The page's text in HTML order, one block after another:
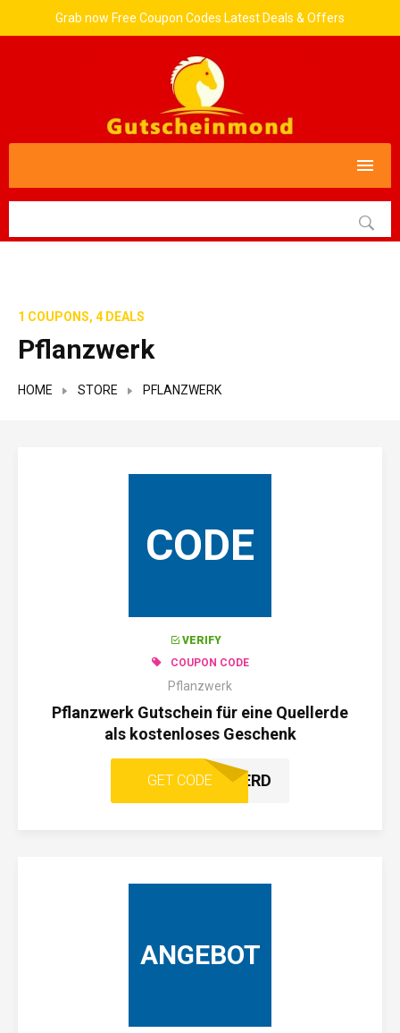
Grab now Free Coupon Codes Latest Deals & Offers
1 COUPONS, 4 DEALS
Pflanzwerk
HOME STORE PFLANZWERK
CODE
VERIFY
COUPON CODE
Pflanzwerk
Pflanzwerk Gutschein für eine Quellerde
als kostenloses Geschenk
GET CODE EX4ERD
ANGEBOT